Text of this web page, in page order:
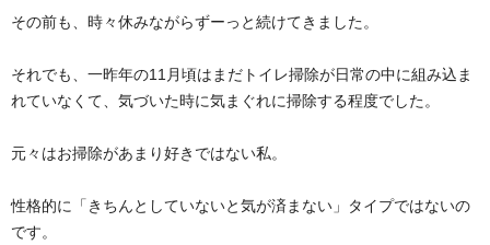
その前も、時々休みながらずーっと続けてきました。
それでも、一昨年の11月頃はまだトイレ掃除が日常の中に組み込ま
れていなくて、気づいた時に気まぐれに掃除する程度でした。
元々はお掃除があまり好きではない私。
性格的に「きちんとしていないと気が済まない」タイプではないの
です。